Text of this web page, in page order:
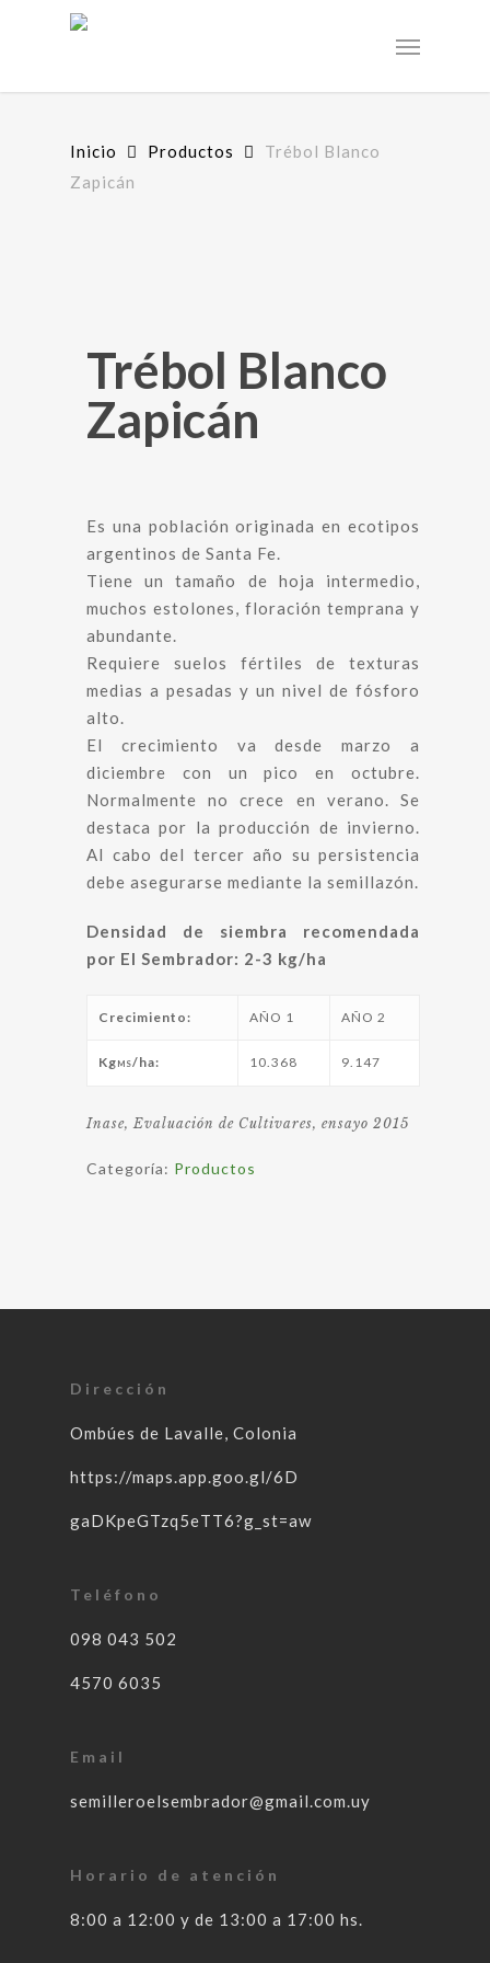
Menu
Inicio Productos
Trébol Blanco
Zapicán
Trébol Blanco
Zapicán
Es una población originada en ecotipos
argentinos de Santa Fe.
Tiene un tamaño de hoja intermedio,
muchos estolones, floración temprana y
abundante.
Requiere suelos fértiles de texturas
medias a pesadas y un nivel de fósforo
alto.
El crecimiento va desde marzo a
diciembre con un pico en octubre.
Normalmente no crece en verano. Se
destaca por la producción de invierno.
Al cabo del tercer año su persistencia
debe asegurarse mediante la semillazón.
Densidad de siembra recomendada
por El Sembrador: 2-3 kg/ha
Crecimiento: AÑO 1 AÑO 2
Kg MS/ha: 10.368 9.147
Inase, Evaluación de Cultivares, ensayo 2015
Categoría: Productos
Dirección
Ombúes de Lavalle, Colonia
https://maps.app.goo.gl/6D
gaDKpeGTzq5eTT6?g_st=aw
Teléfono
098 043 502
4570 6035
Email
semilleroelsembrador@gmail.com.uy
Horario de atención
8:00 a 12:00 y de 13:00 a 17:00 hs.